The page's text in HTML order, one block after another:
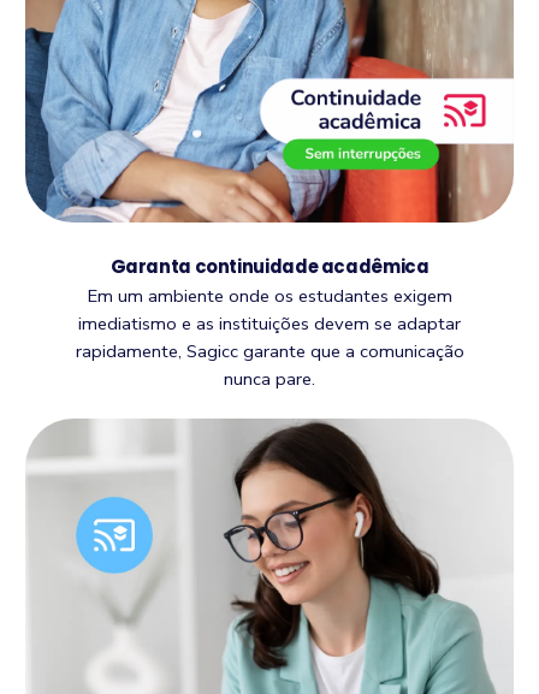
Garanta continuidade acadêmica
Em um ambiente onde os estudantes exigem
imediatismo e as instituições devem se adaptar
rapidamente, Sagicc garante que a comunicação
nunca pare.